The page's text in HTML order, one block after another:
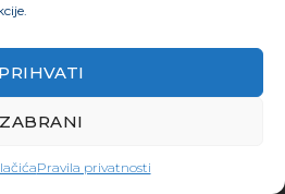
PRIHVATI
ZABRANI
Pravila privatnosti